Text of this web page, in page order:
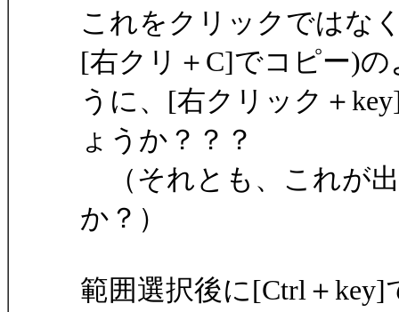
これをクリックではな
[右クリ＋C]でコピー)の
うに、[右クリック＋
ょうか？？？
（それとも、これが
か？）
範囲選択後に[Ctrl＋